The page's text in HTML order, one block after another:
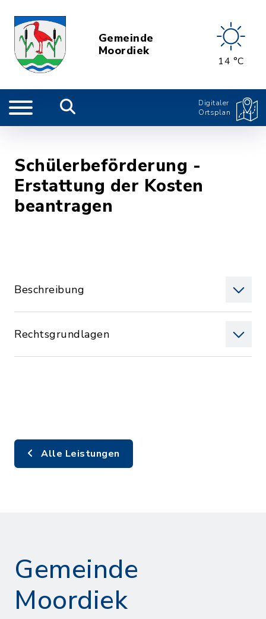
Gemeinde
Moordiek
14 °C
Digitaler
Ortsplan
Schülerbeförderung -
Erstattung der Kosten
beantragen
Beschreibung
Rechtsgrundlagen
Alle Leistungen
Gemeinde
Moordiek